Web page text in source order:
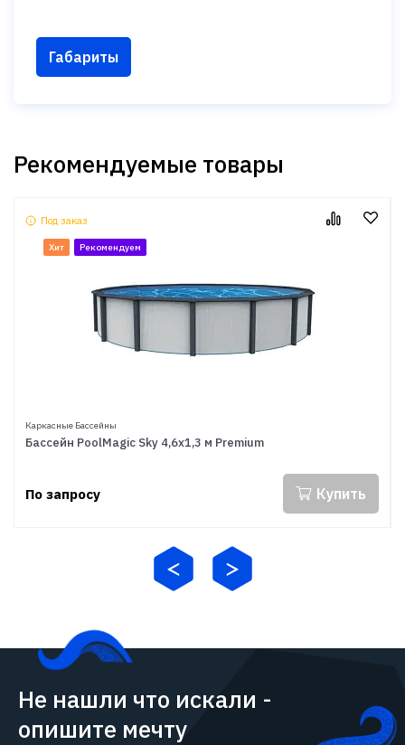
Габариты
Рекомендуемые товары
Под заказ
Хит Рекомендуем
Каркасные Бассейны
Бассейн PoolMagic Sky 4,6x1,3 м Premium
По запросу Купить
Не нашли что искали -
опишите мечту